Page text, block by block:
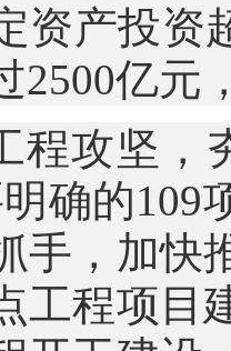
资产投资
2500亿元
程攻坚，
确的109
手，加快
工程项目